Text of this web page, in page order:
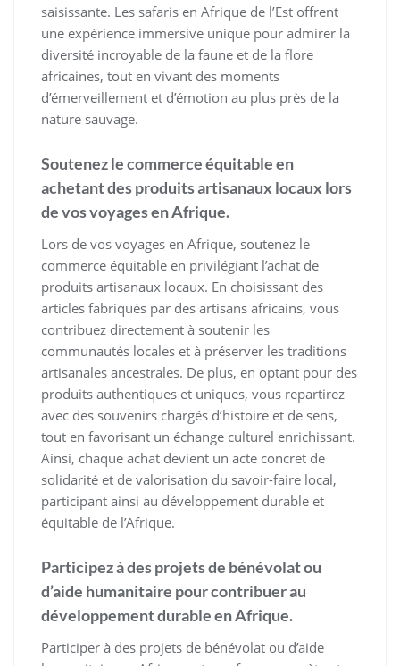
saisissante. Les safaris en Afrique de l’Est offrent
une expérience immersive unique pour admirer la
diversité incroyable de la faune et de la flore
africaines, tout en vivant des moments
d’émerveillement et d’émotion au plus près de la
nature sauvage.
Soutenez le commerce équitable en
achetant des produits artisanaux locaux lors
de vos voyages en Afrique.
Lors de vos voyages en Afrique, soutenez le
commerce équitable en privilégiant l’achat de
produits artisanaux locaux. En choisissant des
articles fabriqués par des artisans africains, vous
contribuez directement à soutenir les
communautés locales et à préserver les traditions
artisanales ancestrales. De plus, en optant pour des
produits authentiques et uniques, vous repartirez
avec des souvenirs chargés d’histoire et de sens,
tout en favorisant un échange culturel enrichissant.
Ainsi, chaque achat devient un acte concret de
solidarité et de valorisation du savoir-faire local,
participant ainsi au développement durable et
équitable de l’Afrique.
Participez à des projets de bénévolat ou
d’aide humanitaire pour contribuer au
développement durable en Afrique.
Participer à des projets de bénévolat ou d’aide